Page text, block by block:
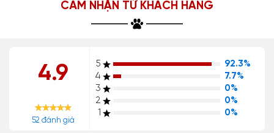
CẢM NHẬN TỪ KHÁCH HÀNG
4.9
52 đánh giá
5
92.3%
4
7.7%
3
0%
2
0%
1
0%